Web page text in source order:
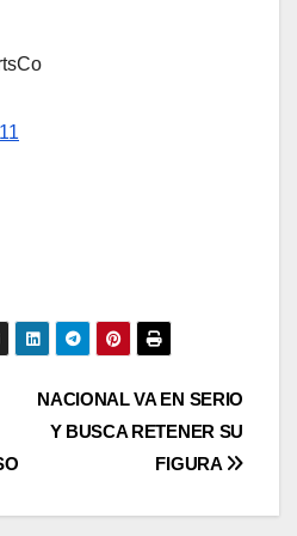
NACIONAL VA EN SERIO
Y BUSCA RETENER SU
FIGURA